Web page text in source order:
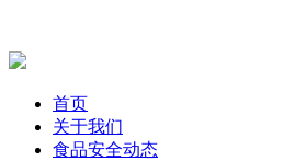
首页
关于我们
食品安全动态